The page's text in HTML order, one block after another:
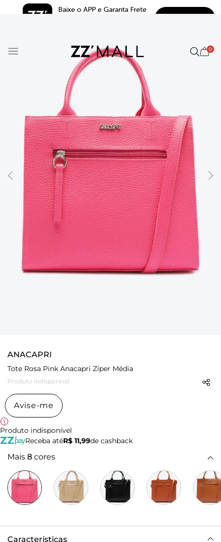
Baixe o APP e Garanta Frete
0
ANACAPRI
Tote Rosa Pink Anacapri Zíper Média
Produto indisponível
Avise-me
Produto indisponível
Receba atéR$ 11,99de cashback
Mais 8 cores
Características